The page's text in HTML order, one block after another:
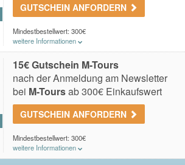
GUTSCHEIN ANFORDERN
Mindestbestellwert: 300€
weitere Informationen
Du erhältst einen 15€ Gutschein nach der Anmeldung
am Newsletter bei
M-Tours. Der Gutschein kann ab
einem Einkaufswert von 300€ eingelöst werden.
15€ Gutschein M-Tours
nach der Anmeldung am Newsletter
bei M-Toursab 300€ Einkaufswert
GUTSCHEIN ANFORDERN
Mindestbestellwert: 300€
weitere Informationen
Du erhältst einen 15€ Gutschein nach der Anmeldung